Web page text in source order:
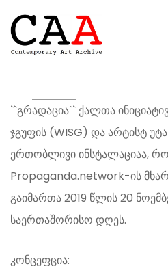
``გრადაცია`` ქალთა
ჯგუფის (WISG) და არტისტ უტა
ერთობლივი ინსტალაციაა,
Propaganda.network-ის
გაიმართა 2019 წლის 20
საერთაშორისო დღეს.
კონცეფცია: